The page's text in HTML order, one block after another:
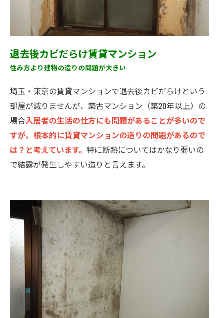
退去後カビだらけ賃貸マンション
住み方より建物の造りの問題が大きい
埼玉・東京の賃貸マンションで退去後カビだらけという
部屋が減りませんが、築古マンション（築20年以上）の
場合入居者の生活の仕方にも問題があることが多いので
すが、根本的に賃貸マンションの造りの問題があるので
は？と考えています。 特に断熱についてはかなり弱いの
で結露が発生しやすい造りと言えます。